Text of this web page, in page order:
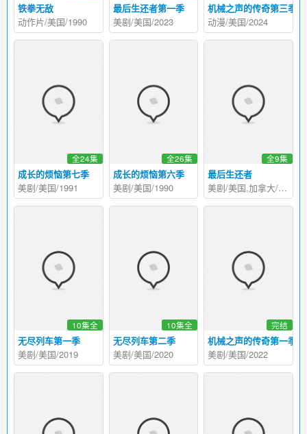
铁拳无敌
动作片/美国/1990
最后生还者第一季
美剧/美国/2023
机械之声的传奇第三季
动漫/美国/2024
成长的烦恼第七季
全24集
美剧/美国/1991
成长的烦恼第六季
全26集
美剧/美国/1990
最后生还者
全9集
美剧/美国,加拿大/2023
无尽列车第一季
10集全
美剧/美国/2019
无尽列车第二季
10集全
美剧/美国/2020
机械之声的传奇第一季
完结
美剧/美国/2022